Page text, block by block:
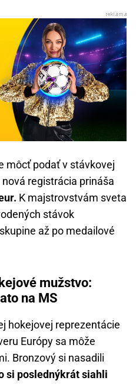
môcť podať v stávkovej
registrácia prináša
K majstrovstvám sveta
stávok
až po medailové
mužstvo:
na MS
hokejovej reprezentácie
Európy sa môže
Bronzový si nasadili
si poslednýkrát siahli